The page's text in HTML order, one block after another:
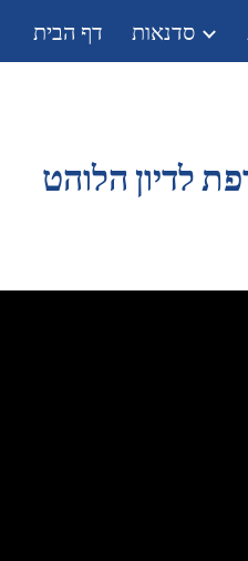
to main content
דף הבית סדנאות
לדיון הלוהט